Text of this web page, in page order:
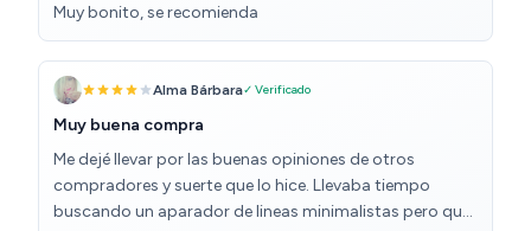
Muy bonito, se recomienda
Alma Bárbara✓ Verificado
Muy buena compra
Me dejé llevar por las buenas opiniones de otros
compradores y suerte que lo hice. Llevaba tiempo
buscando un aparador de lineas minimalistas pero que